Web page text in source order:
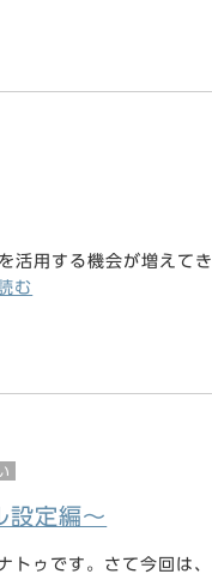
活用する機会が増えてき
む
設定編～
トゥです。さて今回は、